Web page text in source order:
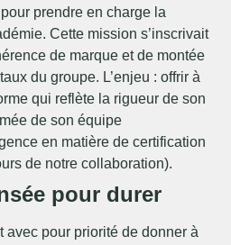
prendre en charge la
Cette mission s’inscrivait
de marque et de montée
du groupe. L’enjeu : offrir à
qui reflète la rigueur de son
de son équipe
en matière de certification
de notre collaboration).
pour durer
avec pour priorité de donner à